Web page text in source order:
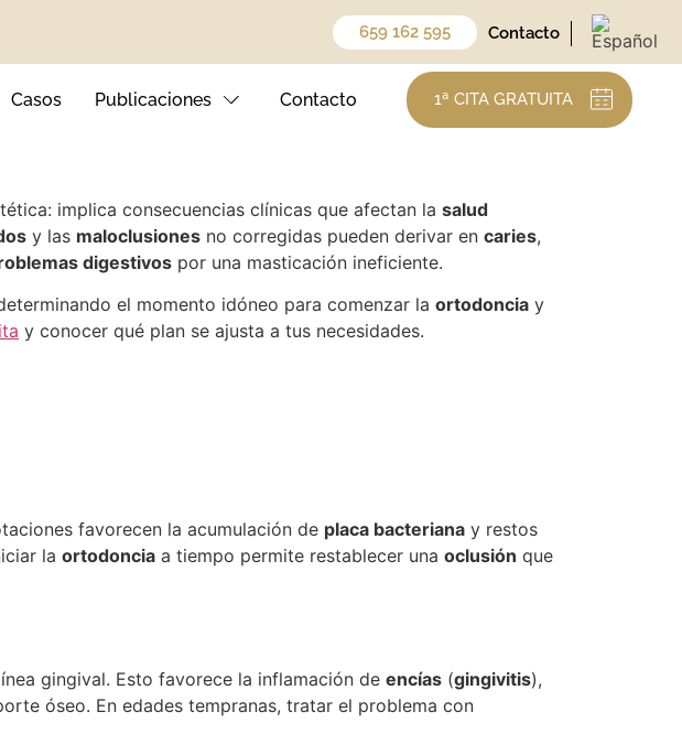
659 162 595 Contacto
Casos Publicaciones Contacto 1ª CITA GRATUITA
un
implica consecuencias clínicas que afectan la salud
y las maloclusiones no corregidas pueden derivar en caries,
digestivos por una masticación ineficiente.
el momento idóneo para comenzar la ortodoncia y
y conocer qué plan se ajusta a tus necesidades.
favorecen la acumulación de placa bacteriana y restos
la ortodoncia a tiempo permite restablecer una oclusión que
gingival. Esto favorece la inflamación de encías (gingivitis),
óseo. En edades tempranas, tratar el problema con